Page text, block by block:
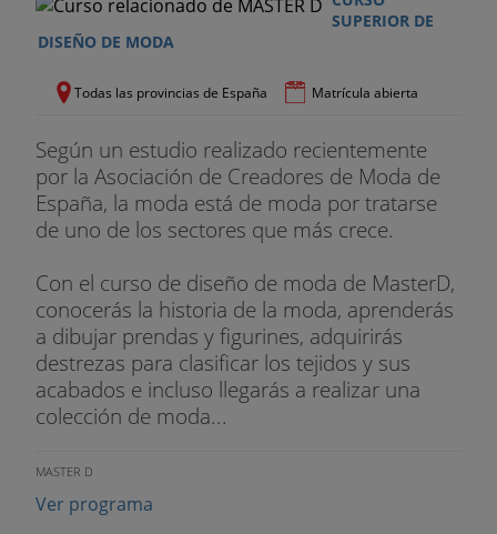
SUPERIOR DE
DISEÑO DE MODA
Todas las provincias de España Matrícula abierta
Según un estudio realizado recientemente
por la Asociación de Creadores de Moda de
España, la moda está de moda por tratarse
de uno de los sectores que más crece.
Con el curso de diseño de moda de MasterD,
conocerás la historia de la moda, aprenderás
a dibujar prendas y figurines, adquirirás
destrezas para clasificar los tejidos y sus
acabados e incluso llegarás a realizar una
colección de moda...
MASTER D
Ver programa